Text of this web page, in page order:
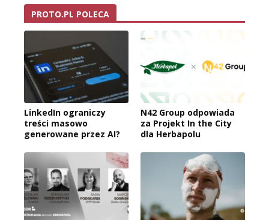
PROTO.PL POLECA
LinkedIn ograniczy
treści masowo
generowane przez AI?
N42 Group odpowiada
za Projekt In the City
dla Herbapolu